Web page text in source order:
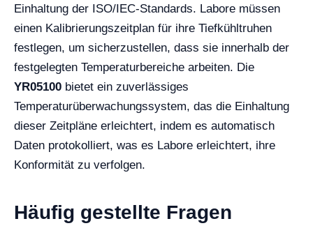
Einhaltung der ISO/IEC-Standards. Labore müssen
einen Kalibrierungszeitplan für ihre Tiefkühltruhen
festlegen, um sicherzustellen, dass sie innerhalb der
festgelegten Temperaturbereiche arbeiten. Die
YR05100 bietet ein zuverlässiges
Temperaturüberwachungssystem, das die Einhaltung
dieser Zeitpläne erleichtert, indem es automatisch
Daten protokolliert, was es Labore erleichtert, ihre
Konformität zu verfolgen.
Häufig gestellte Fragen